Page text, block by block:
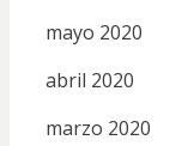
mayo 2020
abril 2020
marzo 2020